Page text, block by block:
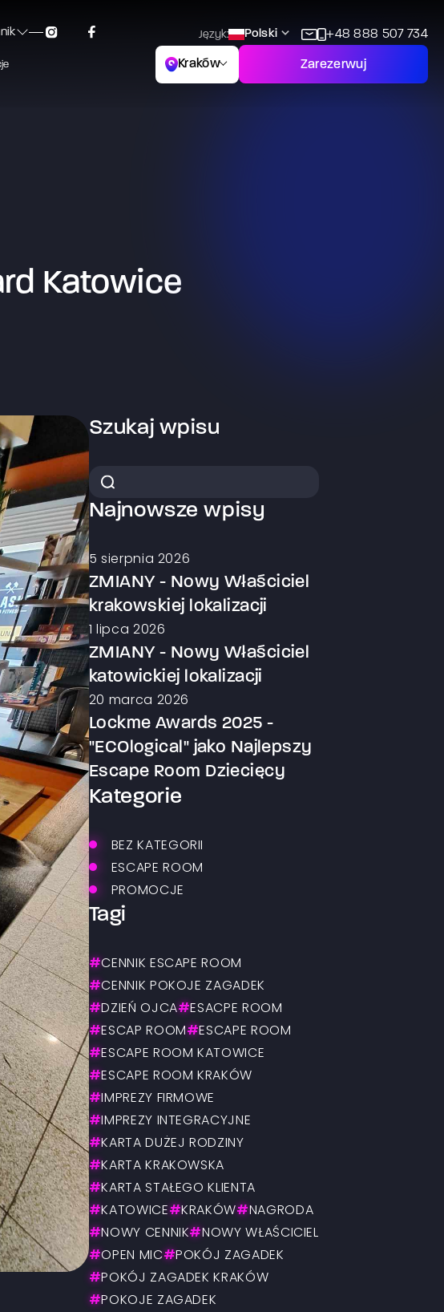
Język: Polski +48 888 507 734
Kraków Zarezerwuj
Katowice
Szukaj wpisu
Najnowsze wpisy
5 sierpnia 2026
ZMIANY - Nowy Właściciel
krakowskiej lokalizacji
1 lipca 2026
ZMIANY - Nowy Właściciel
katowickiej lokalizacji
20 marca 2026
Lockme Awards 2025 -
"ECOlogical" jako Najlepszy
Escape Room Dziecięcy
Kategorie
BEZ KATEGORII
ESCAPE ROOM
PROMOCJE
Tagi
#CENNIK ESCAPE ROOM
#CENNIK POKOJE ZAGADEK
#DZIEŃ OJCA#ESACPE ROOM
#ESCAP ROOM #ESCAPE ROOM
#ESCAPE ROOM KATOWICE
#ESCAPE ROOM KRAKÓW
# IMPREZY FIRMOWE
# IMPREZY INTEGRACYJNE
#KARTA DUŻEJ RODZINY
#KARTA KRAKOWSKA
#KARTA STAŁEGO KLIENTA
#KATOWICE#KRAKÓW# NAGRODA
#NOWY CENNIK# NOWY WŁAŚCICIEL
#OPEN MIC#POKÓJ ZAGADEK
#POKÓJ ZAGADEK KRAKÓW
#POKOJE ZAGADEK